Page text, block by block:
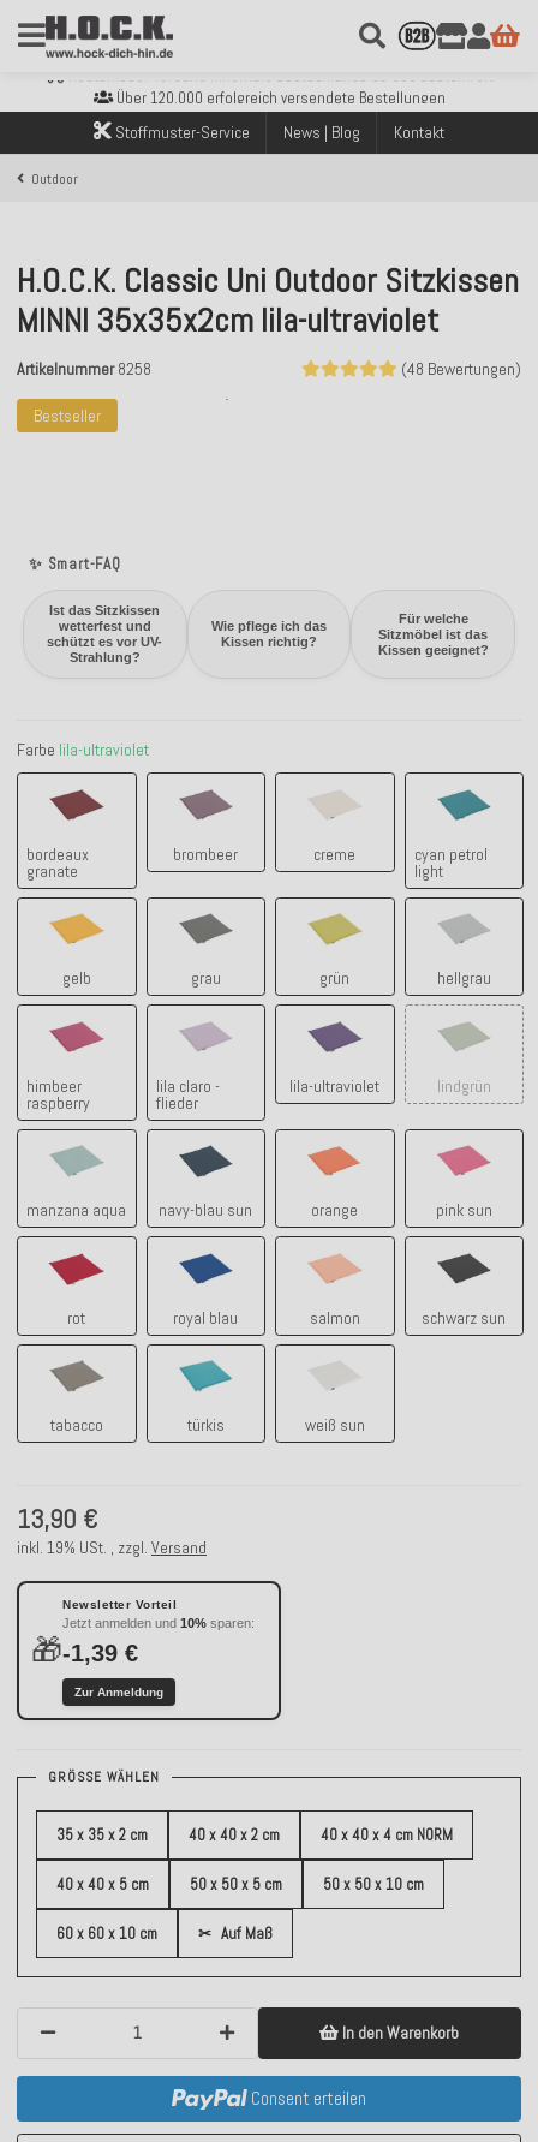
Über 120.000 erfolgreich versendete Bestellungen
Sicher bezahlen mit Klarna, PayPal & Amazon Pay
Kostenloser Versand innerhalb Deutschlands ab 99€ Bestellwert
Über 120.000 erfolgreich versendete Bestellungen
Stoffmuster-Service News | Blog Kontakt
Outdoor
Bestseller
✨ Smart-FAQ
Ist das Sitzkissen
wetterfest und
schützt es vor UV-
Strahlung?
Wie pflege ich das
Kissen richtig?
Für welche
Sitzmöbel ist das
Kissen geeignet?
H.O.C.K. Classic Uni Outdoor Sitzkissen
MINNI 35x35x2cm lila-ultraviolet
(48 Bewertungen)
Artikelnummer 8258
Farbe lila-ultraviolet
bordeaux
granate
bordeaux granate
brombeer
brombeer
creme cyan petrol
light
cyan
gelb
gelb
grau
grau
grün
grün
hellgrau
hellgrau
himbeer
raspberry
himbeer raspberry
lila claro -
flieder
lila claro - flieder
lila-ultraviolet
lila-ultraviolet
lindgrün
lindgrün
manzana aqua
manzana aqua
navy-blau sun
navy-blau sun
orange pink sun
pink sun
rot
rot
royal blau
royal blau
salmon
salmon
schwarz sun
schwarz
tabacco
tabacco
türkis
türkis
weiß sun
13,90 €
inkl. 19% USt. , zzgl. Versand
🎁
Newsletter Vorteil
Jetzt anmelden und 10% sparen:
-1,39 €
Zur Anmeldung
GRÖSSE WÄHLEN
35 x 35 x 2 cm 40 x 40 x 2 cm 40 x 40 x 4 cm NORM
40 x 40 x 5 cm 50 x 50 x 5 cm 50 x 50 x 10 cm
60 x 60 x 10 cm ✂ Auf Maß
In den Warenkorb
Consent erteilen